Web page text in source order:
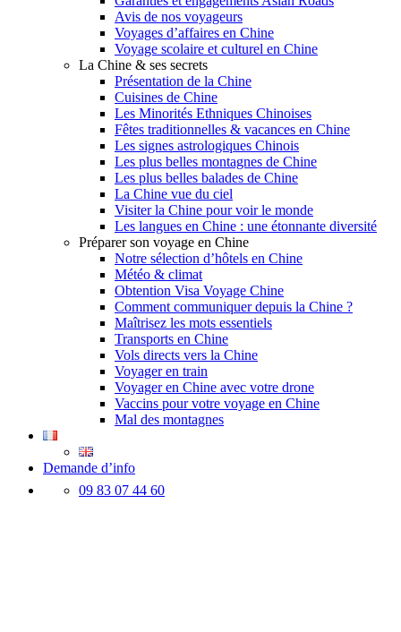
Avis de nos voyageurs
Voyages d’affaires en Chine
Voyage scolaire et culturel en Chine
La Chine & ses secrets
Présentation de la Chine
Cuisines de Chine
Les Minorités Ethniques Chinoises
Fêtes traditionnelles & vacances en Chine
Les signes astrologiques Chinois
Les plus belles montagnes de Chine
Les plus belles balades de Chine
La Chine vue du ciel
Visiter la Chine pour voir le monde
Les langues en Chine : une étonnante diversité
Préparer son voyage en Chine
Notre sélection d’hôtels en Chine
Météo & climat
Obtention Visa Voyage Chine
Comment communiquer depuis la Chine ?
Maîtrisez les mots essentiels
Transports en Chine
Vols directs vers la Chine
Voyager en train
Voyager en Chine avec votre drone
Vaccins pour votre voyage en Chine
Mal des montagnes
Demande d’info
09 83 07 44 60